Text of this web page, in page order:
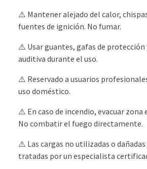
⚠️ Mantener alejado del calor,
fuentes de ignición. No fumar.
⚠️ Usar guantes, gafas de
auditiva durante el uso.
⚠️ Reservado a usuarios
uso doméstico.
⚠️ En caso de incendio, evacuar zona
No combatir el fuego directamente.
⚠️ Las cargas no utilizadas o dañadas
tratadas por un especialista